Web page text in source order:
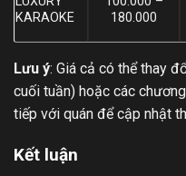
KARAOKE
180.000
Lưu ý: Giá cả có thể thay
cuối tuần) hoặc các
tiếp với quán để cập nhật
Kết luận